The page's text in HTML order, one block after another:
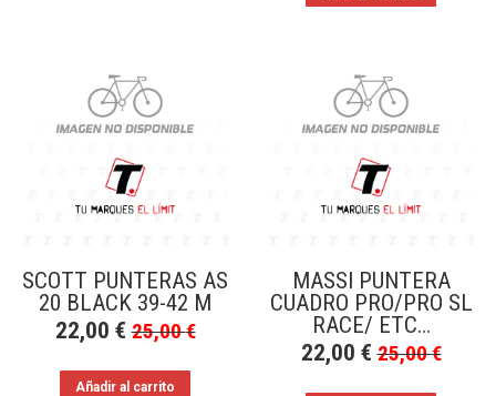
SCOTT PUNTERAS AS
20 BLACK 39-42 M
22,00 € 25,00€
Añadir al carrito
MASSI PUNTERA
CUADRO PRO/PRO SL
RACE/ ETC…
22,00 € 25,00€